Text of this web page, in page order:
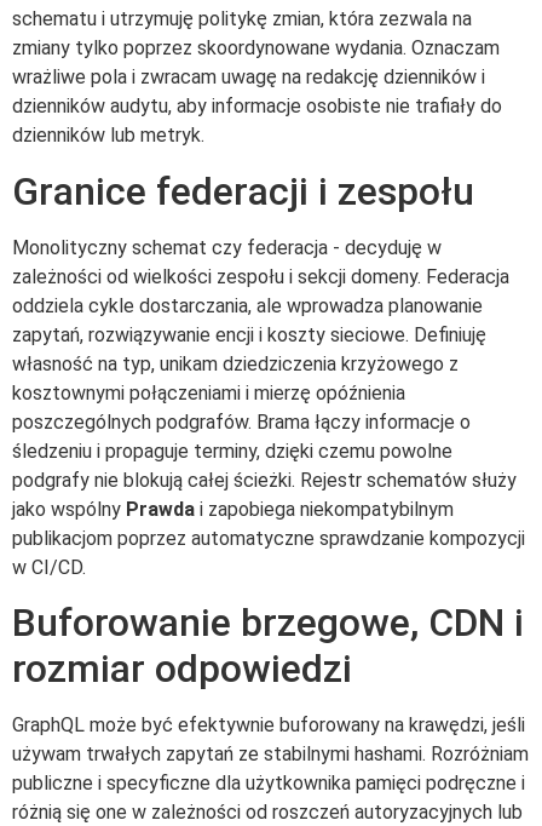
schematu i utrzymuję politykę zmian, która zezwala na
zmiany tylko poprzez skoordynowane wydania. Oznaczam
wrażliwe pola i zwracam uwagę na redakcję dzienników i
dzienników audytu, aby informacje osobiste nie trafiały do
dzienników lub metryk.
Granice federacji i zespołu
Monolityczny schemat czy federacja - decyduję w
zależności od wielkości zespołu i sekcji domeny. Federacja
oddziela cykle dostarczania, ale wprowadza planowanie
zapytań, rozwiązywanie encji i koszty sieciowe. Definiuję
własność na typ, unikam dziedziczenia krzyżowego z
kosztownymi połączeniami i mierzę opóźnienia
poszczególnych podgrafów. Brama łączy informacje o
śledzeniu i propaguje terminy, dzięki czemu powolne
podgrafy nie blokują całej ścieżki. Rejestr schematów służy
jako wspólny Prawda i zapobiega niekompatybilnym
publikacjom poprzez automatyczne sprawdzanie kompozycji
w CI/CD.
Buforowanie brzegowe, CDN i
rozmiar odpowiedzi
GraphQL może być efektywnie buforowany na krawędzi, jeśli
używam trwałych zapytań ze stabilnymi hashami. Rozróżniam
publiczne i specyficzne dla użytkownika pamięci podręczne i
różnią się one w zależności od roszczeń autoryzacyjnych lub